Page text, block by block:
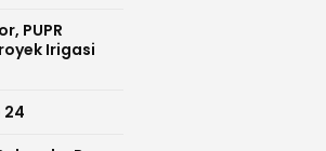
PUPR
Irigasi
24